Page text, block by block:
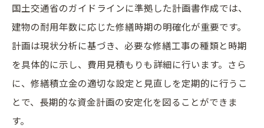
無料テンプレートで始める長期修繕計画書
管理術
データ入力ミスを防ぐ長期修繕計画エクセ
ル活用法
国土交通省のガイドラインに準拠した計画書作成では、
建物の耐用年数に応じた修繕時期の明確化が重要です。
計画は現状分析に基づき、必要な修繕工事の種類と時期
を具体的に示し、費用見積もりも詳細に行います。さら
に、修繕積立金の適切な設定と見直しを定期的に行うこ
とで、長期的な資金計画の安定化を図ることができま
す。